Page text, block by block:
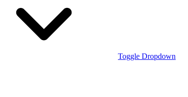
Toggle Dropdown